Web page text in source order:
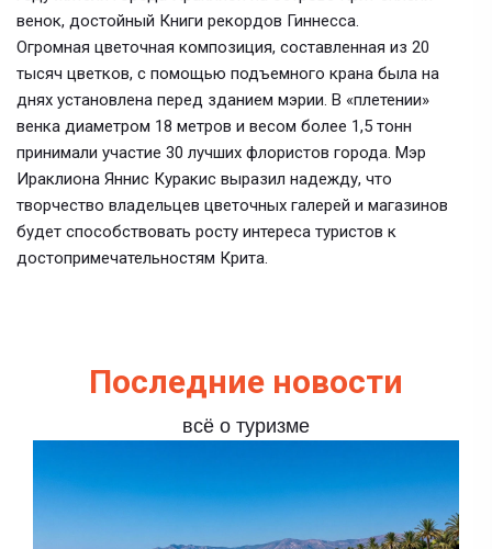
венок, достойный Книги рекордов Гиннесса.
Огромная цветочная композиция, составленная из 20
тысяч цветков, с помощью подъемного крана была на
днях установлена перед зданием мэрии. В «плетении»
венка диаметром 18 метров и весом более 1,5 тонн
принимали участие 30 лучших флористов города. Мэр
Ираклиона Яннис Куракис выразил надежду, что
творчество владельцев цветочных галерей и магазинов
будет способствовать росту интереса туристов к
достопримечательностям Крита.
Последние новости
всё о туризме